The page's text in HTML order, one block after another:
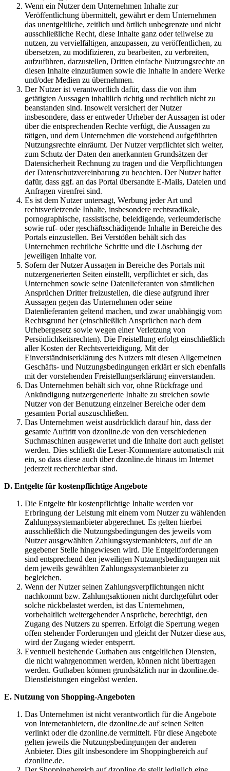
Wenn ein Nutzer dem Unternehmen Inhalte zur
Veröffentlichung übermittelt, gewährt er dem Unternehmen
das unentgeltliche, zeitlich und örtlich unbegrenzte und nicht
ausschließliche Recht, diese Inhalte ganz oder teilweise zu
nutzen, zu vervielfältigen, anzupassen, zu veröffentlichen, zu
übersetzen, zu modifizieren, zu bearbeiten, zu verbreiten,
aufzuführen, darzustellen, Dritten einfache Nutzungsrechte an
diesen Inhalte einzuräumen sowie die Inhalte in andere Werke
und/oder Medien zu übernehmen.
Der Nutzer ist verantwortlich dafür, dass die von ihm
getätigten Aussagen inhaltlich richtig und rechtlich nicht zu
beanstanden sind. Insoweit versichert der Nutzer
insbesondere, dass er entweder Urheber der Aussagen ist oder
über die entsprechenden Rechte verfügt, die Aussagen zu
tätigen, und dem Unternehmen die vorstehend aufgeführten
Nutzungsrechte einräumt. Der Nutzer verpflichtet sich weiter,
zum Schutz der Daten den anerkannten Grundsätzen der
Datensicherheit Rechnung zu tragen und die Verpflichtungen
der Datenschutzvereinbarung zu beachten. Der Nutzer haftet
dafür, dass ggf. an das Portal übersandte E-Mails, Dateien und
Anfragen virenfrei sind.
Es ist dem Nutzer untersagt, Werbung jeder Art und
rechtsverletzende Inhalte, insbesondere rechtsradikale,
pornographische, rassistische, beleidigende, verleumderische
sowie ruf- oder geschäftsschädigende Inhalte in Bereiche des
Portals einzustellen. Bei Verstößen behält sich das
Unternehmen rechtliche Schritte und die Löschung der
jeweiligen Inhalte vor.
Sofern der Nutzer Aussagen in Bereiche des Portals mit
nutzergenerierten Seiten einstellt, verpflichtet er sich, das
Unternehmen sowie seine Datenlieferanten von sämtlichen
Ansprüchen Dritter freizustellen, die diese aufgrund ihrer
Aussagen gegen das Unternehmen oder seine
Datenlieferanten geltend machen, und zwar unabhängig vom
Rechtsgrund her (einschließlich Ansprüchen nach dem
Urhebergesetz sowie wegen einer Verletzung von
Persönlichkeitsrechten). Die Freistellung erfolgt einschließlich
aller Kosten der Rechtsverteidigung. Mit der
Einverständniserklärung des Nutzers mit diesen Allgemeinen
Geschäfts- und Nutzungsbedingungen erklärt er sich ebenfalls
mit der vorstehenden Freistellungserklärung einverstanden.
Das Unternehmen behält sich vor, ohne Rückfrage und
Ankündigung nutzergenerierte Inhalte zu streichen sowie
Nutzer von der Benutzung einzelner Bereiche oder dem
gesamten Portal auszuschließen.
Das Unternehmen weist ausdrücklich darauf hin, dass der
gesamte Auftritt von dzonline.de von den verschiedenen
Suchmaschinen ausgewertet und die Inhalte dort auch gelistet
werden. Dies schließt die Leser-Kommentare automatisch mit
ein, so dass diese auch über dzonline.de hinaus im Internet
jederzeit recherchierbar sind.
D. Entgelte für kostenpflichtige Angebote
Die Entgelte für kostenpflichtige Inhalte werden vor
Erbringung der Leistung mit einem vom Nutzer zu wählenden
Zahlungssystemanbieter abgerechnet. Es gelten hierbei
ausschließlich die Nutzungsbedingungen des jeweils vom
Nutzer ausgewählten Zahlungssystemanbieters, auf die an
gegebener Stelle hingewiesen wird. Die Entgeltforderungen
sind entsprechend den jeweiligen Nutzungsbedingungen mit
dem jeweils gewählten Zahlungssystemanbieter zu
begleichen.
Wenn der Nutzer seinen Zahlungsverpflichtungen nicht
nachkommt bzw. Zahlungsaktionen nicht durchgeführt oder
solche rückbelastet werden, ist das Unternehmen,
vorbehaltlich weitergehender Ansprüche, berechtigt, den
Zugang des Nutzers zu sperren. Erfolgt die Sperrung wegen
offen stehender Forderungen und gleicht der Nutzer diese aus,
wird der Zugang wieder entsperrt.
Eventuell bestehende Guthaben aus entgeltlichen Diensten,
die nicht wahrgenommen werden, können nicht übertragen
werden. Guthaben können grundsätzlich nur in dzonline.de-
Dienstleistungen eingelöst werden.
E. Nutzung von Shopping-Angeboten
Das Unternehmen ist nicht verantwortlich für die Angebote
von Internetanbietern, die dzonline.de auf seinen Seiten
verlinkt oder die dzonline.de vermittelt. Für diese Angebote
gelten jeweils die Nutzungsbedingungen der anderen
Anbieter. Dies gilt insbesondere im Shoppingbereich auf
dzonline.de.